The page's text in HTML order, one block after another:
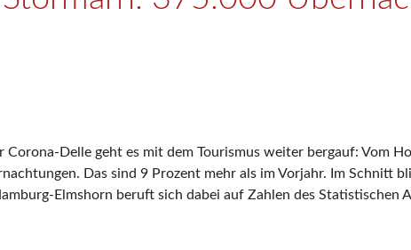
Delle geht es mit dem Tourismus weiter bergauf: Vom
Das sind 9 Prozent mehr als im Vorjahr. Im Schnitt
Elmshorn beruft sich dabei auf Zahlen des Statistischen